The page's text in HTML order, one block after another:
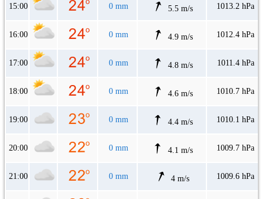
15:00 0 mm 5.5 m/s 1013.2 hPa
16:00 0 mm 4.9 m/s 1012.4 hPa
17:00 0 mm 4.8 m/s 1011.4 hPa
18:00 0 mm 4.6 m/s 1010.7 hPa
19:00 0 mm 4.4 m/s 1010.1 hPa
20:00 0 mm 4.1 m/s 1009.7 hPa
21:00 0 mm 4 m/s 1009.6 hPa